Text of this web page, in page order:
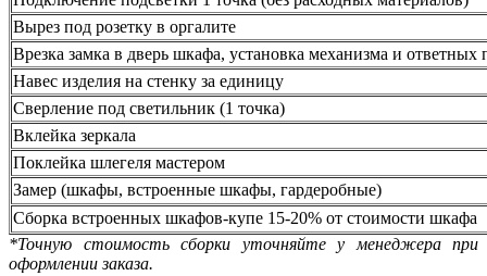
Вырез под розетку в оргалите
Врезка замка в дверь шкафа, установка механизма и ответных
Навес изделия на стенку за единицу
Сверление под светильник (1 точка)
Вклейка зеркала
Поклейка шлегеля мастером
Замер (шкафы, встроенные шкафы, гардеробные)
Сборка встроенных шкафов-купе 15-20% от стоимости шкафа
*Точную стоимость сборки уточняйте у менеджера при
оформлении заказа.